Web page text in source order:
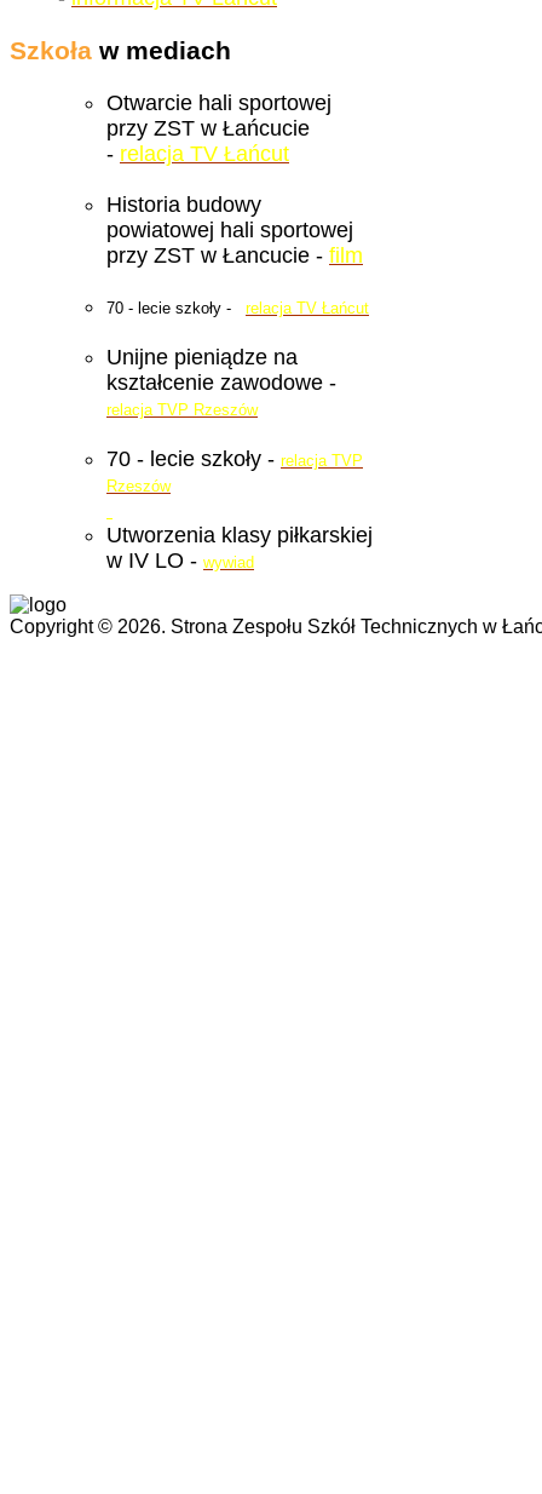
Szkoła w mediach
Otwarcie hali sportowej
przy ZST w Łańcucie
- relacja TV Łańcut
Historia budowy
powiatowej hali sportowej
przy ZST w Łancucie - film
70 - lecie szkoły - relacja TV Łańcut
Unijne pieniądze na
kształcenie zawodowe -
relacja TVP Rzeszów
70 - lecie szkoły - relacja TVP
Rzeszów
Utworzenia klasy piłkarskiej
w IV LO - wywiad
Copyright © 2026. Strona Zespołu Szkół Technicznych w